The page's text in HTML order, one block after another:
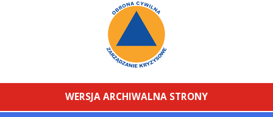
WERSJA ARCHIWALNA STRONY